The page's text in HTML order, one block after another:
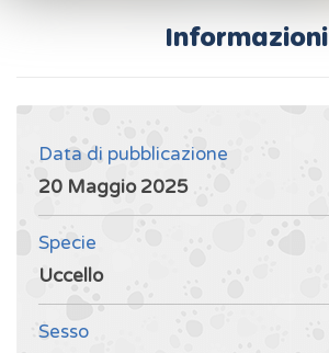
Informazioni
Data di pubblicazione
20 Maggio 2025
Specie
Uccello
Sesso